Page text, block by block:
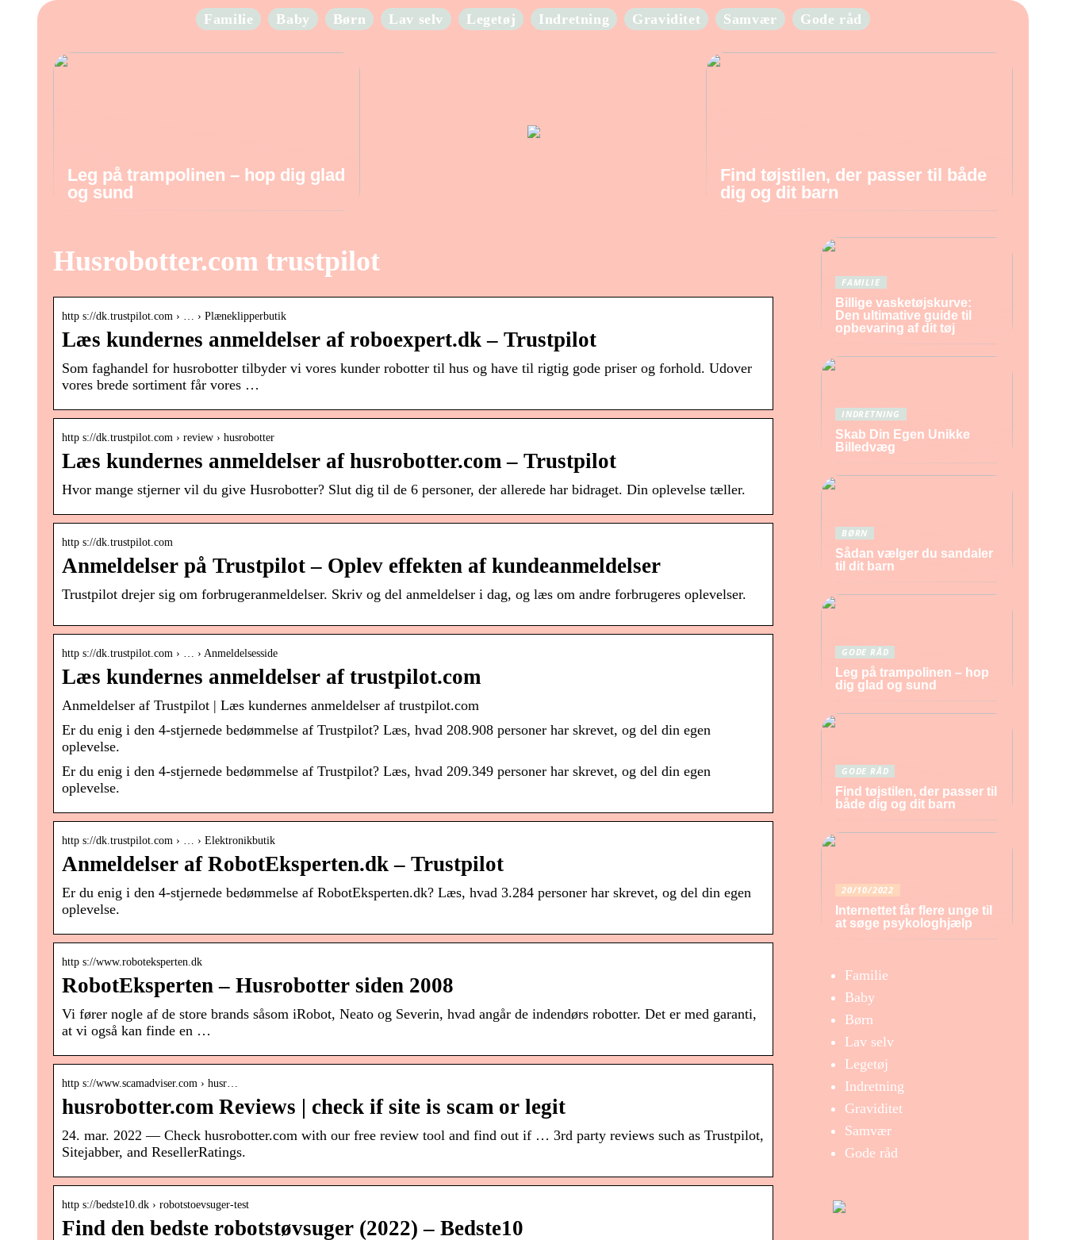
Familie Baby Børn Lav selv Legetøj Indretning Graviditet Samvær Gode råd
Leg på trampolinen – hop dig glad
og sund
Find tøjstilen, der passer til både
dig og dit barn
Husrobotter.com trustpilot
http s://dk.trustpilot.com › … › Plæneklipperbutik
Læs kundernes anmeldelser af roboexpert.dk – Trustpilot
Som faghandel for husrobotter tilbyder vi vores kunder robotter til hus og have til rigtig gode priser og forhold. Udover
vores brede sortiment får vores …
http s://dk.trustpilot.com › review › husrobotter
Læs kundernes anmeldelser af husrobotter.com – Trustpilot
Hvor mange stjerner vil du give Husrobotter? Slut dig til de 6 personer, der allerede har bidraget. Din oplevelse tæller.
http s://dk.trustpilot.com
Anmeldelser på Trustpilot – Oplev effekten af kundeanmeldelser
Trustpilot drejer sig om forbrugeranmeldelser. Skriv og del anmeldelser i dag, og læs om andre forbrugeres oplevelser.
http s://dk.trustpilot.com › … › Anmeldelsesside
Læs kundernes anmeldelser af trustpilot.com
Anmeldelser af Trustpilot | Læs kundernes anmeldelser af trustpilot.com
Er du enig i den 4-stjernede bedømmelse af Trustpilot? Læs, hvad 208.908 personer har skrevet, og del din egen
oplevelse.
Er du enig i den 4-stjernede bedømmelse af Trustpilot? Læs, hvad 209.349 personer har skrevet, og del din egen
oplevelse.
http s://dk.trustpilot.com › … › Elektronikbutik
Anmeldelser af RobotEksperten.dk – Trustpilot
Er du enig i den 4-stjernede bedømmelse af RobotEksperten.dk? Læs, hvad 3.284 personer har skrevet, og del din egen
oplevelse.
http s://www.roboteksperten.dk
RobotEksperten – Husrobotter siden 2008
Vi fører nogle af de store brands såsom iRobot, Neato og Severin, hvad angår de indendørs robotter. Det er med garanti,
at vi også kan finde en …
http s://www.scamadviser.com › husr…
husrobotter.com Reviews | check if site is scam or legit
24. mar. 2022 — Check husrobotter.com with our free review tool and find out if … 3rd party reviews such as Trustpilot,
Sitejabber, and ResellerRatings.
http s://bedste10.dk › robotstoevsuger-test
Find den bedste robotstøvsuger (2022) – Bedste10
FAMILIE
Billige vasketøjskurve:
Den ultimative guide til
opbevaring af dit tøj
INDRETNING
Skab Din Egen Unikke
Billedvæg
BØRN
Sådan vælger du sandaler
til dit barn
GODE RÅD
Leg på trampolinen – hop
dig glad og sund
GODE RÅD
Find tøjstilen, der passer til
både dig og dit barn
20/10/2022
Internettet får flere unge til
at søge psykologhjælp
Familie
Baby
Børn
Lav selv
Legetøj
Indretning
Graviditet
Samvær
Gode råd